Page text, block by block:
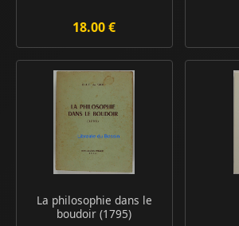
18.00 €
La philosophie dans le
boudoir (1795)